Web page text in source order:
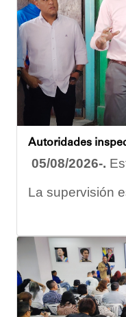
Esta iniciativa
Oskarina Rosso
05/08/2026-.
La supervisión
Las obras en
El alcalde
"Damos las